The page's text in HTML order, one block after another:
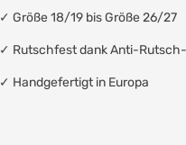
✓ Größe 18/19 bis Größe 26/27
✓ Rutschfest dank Anti-
✓ Handgefertigt in Europa